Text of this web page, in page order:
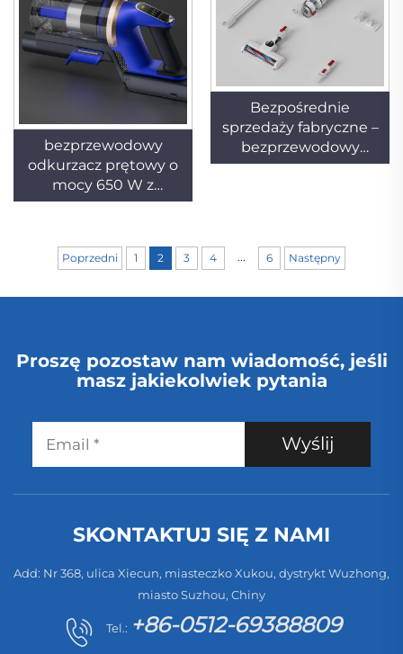
i usuwania sierści
zwierząt domowych,
wyposażony w stację
zbierania pyłu
suchego i mokrego
odkurzania), bez
worka
bezprzewodowy
odkurzacz prętowy o
mocy 650 W z
technologią
domowego,
przeznaczony do
stację zbierania pyłu
Bezpośrednie
sprzedaży fabryczne –
bezprzewodowy
odkurzacz domowy o
roboczą
Poprzedni 1 2 3 4 ... 6 Następny
Proszę pozostaw nam wiadomość, jeśli
masz jakiekolwiek pytania
Wyślij
SKONTAKTUJ SIĘ Z NAMI
Add: Nr 368, ulica Xiecun, miasteczko Xukou, dystrykt Wuzhong,
miasto Suzhou, Chiny
Tel.: +86-0512-69388809